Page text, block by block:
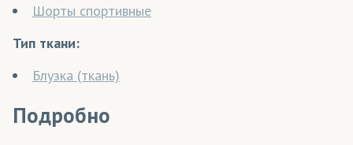
Шорты спортивные
Тип ткани:
Блузка (ткань)
Подробно